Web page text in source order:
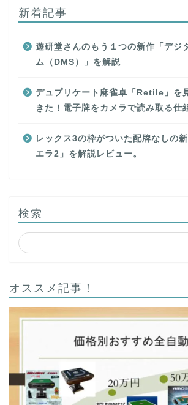
新着記事
遊研堂さんのもう１つの新作「デジ
ム（DMS）」を解説
デュプリケート麻雀卓「Retile」を
きた！電子牌をカメラで読み取る仕
レックス3の枠がついた配牌なしの
エラ2」を解説レビュー。
検索
オススメ記事！